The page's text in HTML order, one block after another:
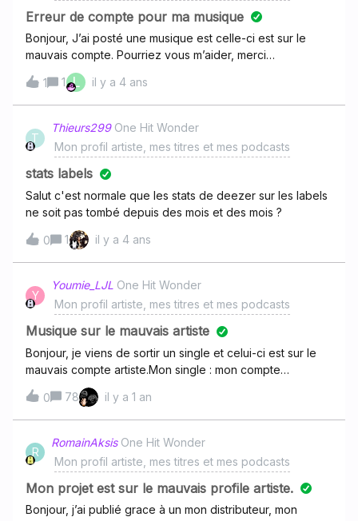
Erreur de compte pour ma musique
Bonjour, J’ai posté une musique est celle-ci est sur le
mauvais compte. Pourriez vous m’aider, merci
d’avance.Ma musique : Mon compte :
https://www.deezer.com/fr/profile/4680372722
1 1 L il y a 4 ans
T
Thieurs299 One Hit Wonder
Mon profil artiste, mes titres et mes podcasts
stats labels
Salut c'est normale que les stats de deezer sur les labels
ne soit pas tombé depuis des mois et des mois ?
0 1 il y a 4 ans
Y
Youmie_LJL One Hit Wonder
Mon profil artiste, mes titres et mes podcasts
Musique sur le mauvais artiste
Bonjour, je viens de sortir un single et celui-ci est sur le
mauvais compte artiste.Mon single : mon compte
: https://www.deezer.com/fr/profile/4680372722Merci
d’avance de m’aider.
0 78 il y a 1 an
R
RomainAksis One Hit Wonder
Mon profil artiste, mes titres et mes podcasts
Mon projet est sur le mauvais profile artiste.
Bonjour, j’ai publié grace à un mon distributeur, mon